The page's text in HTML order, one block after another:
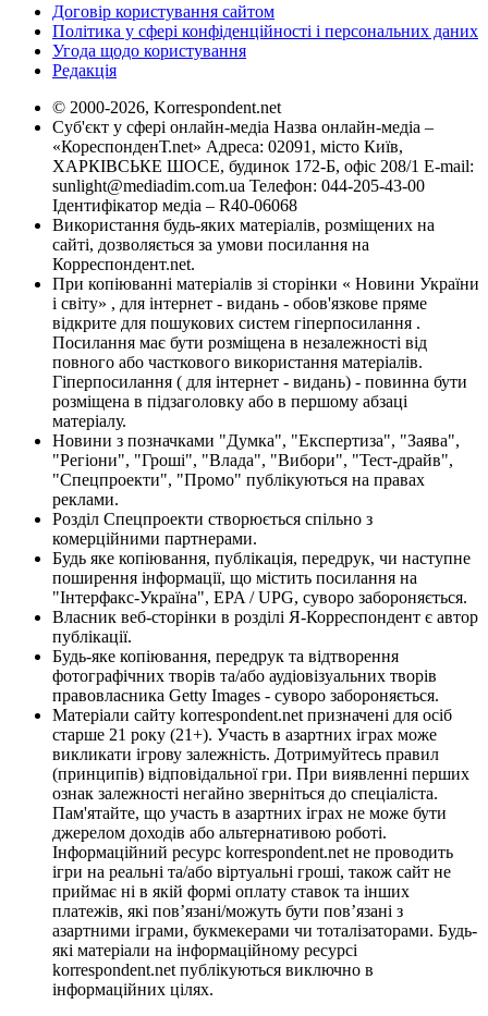
Договір користування сайтом
Політика у сфері конфіденційності і персональних даних
Угода щодо користування
Редакція
© 2000-2026, Korrespondent.net
Суб'єкт у сфері онлайн-медіа Назва онлайн-медіа –
«КореспонденТ.net» Адреса: 02091, місто Київ,
ХАРКІВСЬКЕ ШОСЕ, будинок 172-Б, офіс 208/1 E-mail:
sunlight@mediadim.com.ua Телефон: 044-205-43-00
Ідентифікатор медіа – R40-06068
Використання будь-яких матеріалів, розміщених на
сайті, дозволяється за умови посилання на
Корреспондент.net.
При копіюванні матеріалів зі сторінки « Новини України
і світу» , для інтернет - видань - обов'язкове пряме
відкрите для пошукових систем гіперпосилання .
Посилання має бути розміщена в незалежності від
повного або часткового використання матеріалів.
Гіперпосилання ( для інтернет - видань) - повинна бути
розміщена в підзаголовку або в першому абзаці
матеріалу.
Новини з позначками "Думка", "Експертиза", "Заява",
"Регіони", "Гроші", "Влада", "Вибори", "Тест-драйв",
"Спецпроекти", "Промо" публікуються на правах
реклами.
Розділ Спецпроекти створюється спільно з
комерційними партнерами.
Будь яке копіювання, публікація, передрук, чи наступне
поширення інформації, що містить посилання на
"Інтерфакс-Україна", EPA / UPG, суворо забороняється.
Власник веб-сторінки в розділі Я-Корреспондент є автор
публікації.
Будь-яке копіювання, передрук та відтворення
фотографічних творів та/або аудіовізуальних творів
правовласника Getty Images - суворо забороняється.
Матеріали сайту korrespondent.net призначені для осіб
старше 21 року (21+). Участь в азартних іграх може
викликати ігрову залежність. Дотримуйтесь правил
(принципів) відповідальної гри. При виявленні перших
ознак залежності негайно зверніться до спеціаліста.
Пам'ятайте, що участь в азартних іграх не може бути
джерелом доходів або альтернативою роботі.
Інформаційний ресурс korrespondent.net не проводить
ігри на реальні та/або віртуальні гроші, також сайт не
приймає ні в якій формі оплату ставок та інших
платежів, які пов’язані/можуть бути пов’язані з
азартними іграми, букмекерами чи тоталізаторами. Будь-
які матеріали на інформаційному ресурсі
korrespondent.net публікуються виключно в
інформаційних цілях.